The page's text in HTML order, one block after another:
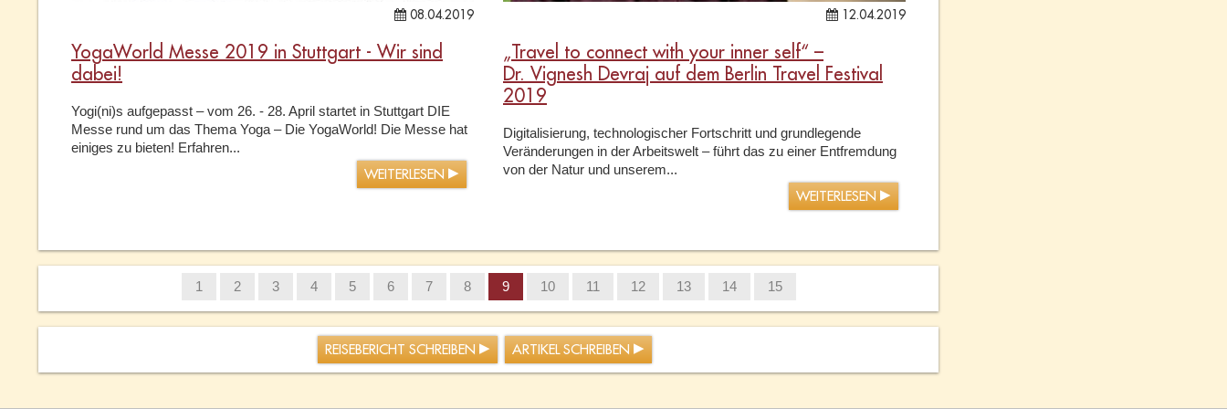
08.04.2019
YogaWorld Messe 2019 in Stuttgart - Wir sind
dabei!
Yogi(ni)s aufgepasst – vom 26. - 28. April startet in Stuttgart DIE
Messe rund um das Thema Yoga – Die YogaWorld! Die Messe hat
einiges zu bieten! Erfahren...
WEITERLESEN
12.04.2019
„Travel to connect with your inner self“ –
Dr. Vignesh Devraj auf dem Berlin Travel Festival
2019
Digitalisierung, technologischer Fortschritt und grundlegende
Veränderungen in der Arbeitswelt – führt das zu einer Entfremdung
von der Natur und unserem...
WEITERLESEN
1 2 3 4 5 6 7 8 9 10 11 12 13 14 15
REISEBERICHT SCHREIBEN ARTIKEL SCHREIBEN